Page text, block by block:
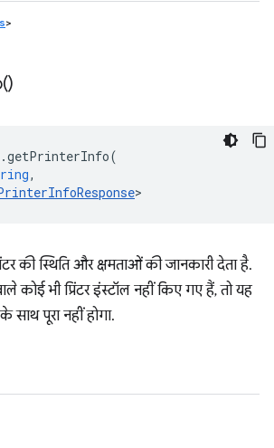
>
)
.getPrinterInfo(
,
>
की स्थिति और क्षमताओं की जानकारी देता है.
कोई भी प्रिंटर इंस्टॉल नहीं किए गए हैं, तो यह
साथ पूरा नहीं होगा.